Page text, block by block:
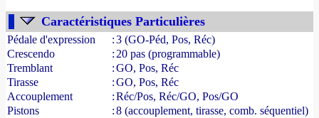
Caractéristiques Particulières
Pédale d'expression :3 (GO-Péd, Pos, Réc)
Crescendo
: 20 pas (programmable)
Tremblant
:GO, Pos, Réc
Tirasse
:GO, Pos, Réc
Accouplement
:Réc/Pos, Réc/GO, Pos/GO
Pistons
:8 (accouplement, tirasse, comb. séquentiel)